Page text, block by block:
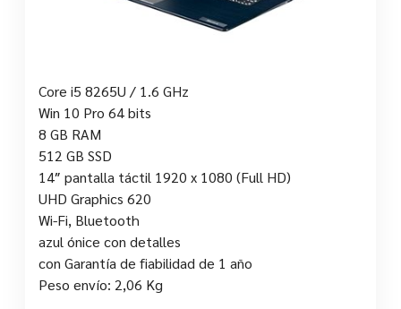
Core i5 8265U / 1.6 GHz
Win 10 Pro 64 bits
8 GB RAM
512 GB SSD
14″ pantalla táctil 1920 x 1080 (Full HD)
UHD Graphics 620
Wi-Fi, Bluetooth
azul ónice con detalles
con Garantía de fiabilidad de 1 año
Peso envío: 2,06 Kg